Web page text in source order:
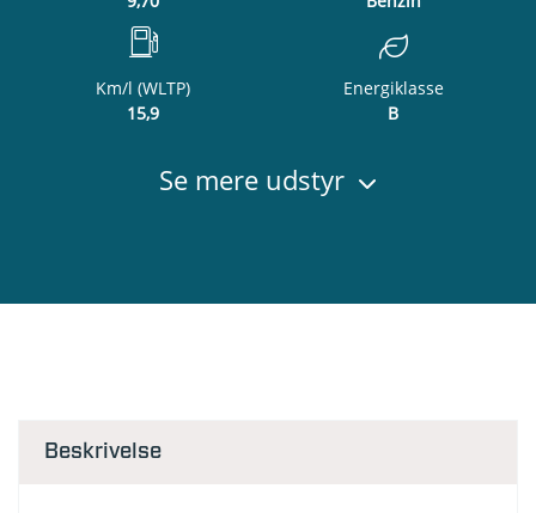
Km/l (WLTP)
15,9
Energiklasse
B
Se mere udstyr
Beskrivelse